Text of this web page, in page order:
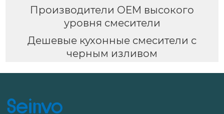
Производители OEM высокого
уровня смесители
Дешевые кухонные смесители с
черным изливом